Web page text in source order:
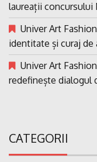
laureații concursului
Univer Art
identitate și curaj de
Univer Art
redefinește dialogul
CATEGORII